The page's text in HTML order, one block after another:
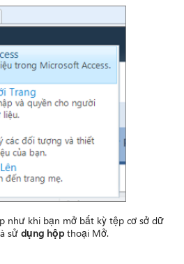
như khi bạn mở bất kỳ tệp cơ sở dữ
sửdụng hộp thoại Mở.